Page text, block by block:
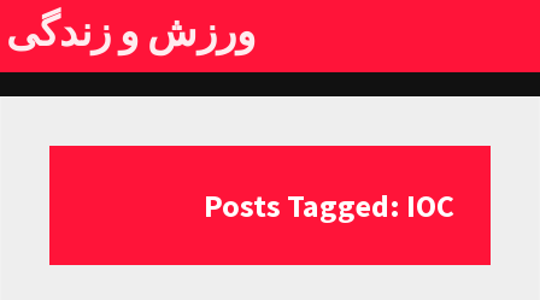
ورزش و زندگی
Posts Tagged: IOC